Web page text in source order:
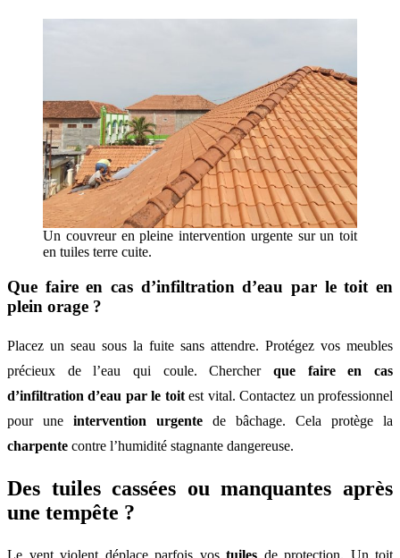
Un couvreur en pleine intervention urgente sur un toit
en tuiles terre cuite.
Que faire en cas d’infiltration d’eau par le toit en
plein orage ?
Placez un seau sous la fuite sans attendre. Protégez vos meubles
précieux de l’eau qui coule. Chercher que faire en cas
d’infiltration d’eau par le toitest vital. Contactez un professionnel
pour une intervention urgente de bâchage. Cela protège la
charpente contre l’humidité stagnante dangereuse.
Des tuiles cassées ou manquantes après
une tempête ?
Le vent violent déplace parfois vos tuiles de protection. Un toit